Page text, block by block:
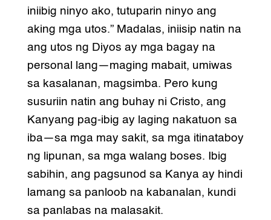
iniibig ninyo ako, tutuparin ninyo ang
aking mga utos.” Madalas, iniisip natin na
ang utos ng Diyos ay mga bagay na
personal lang—maging mabait, umiwas
sa kasalanan, magsimba. Pero kung
susuriin natin ang buhay ni Cristo, ang
Kanyang pag-ibig ay laging nakatuon sa
iba—sa mga may sakit, sa mga itinataboy
ng lipunan, sa mga walang boses. Ibig
sabihin, ang pagsunod sa Kanya ay hindi
lamang sa panloob na kabanalan, kundi
sa panlabas na malasakit.